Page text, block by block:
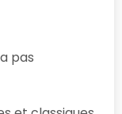
pas